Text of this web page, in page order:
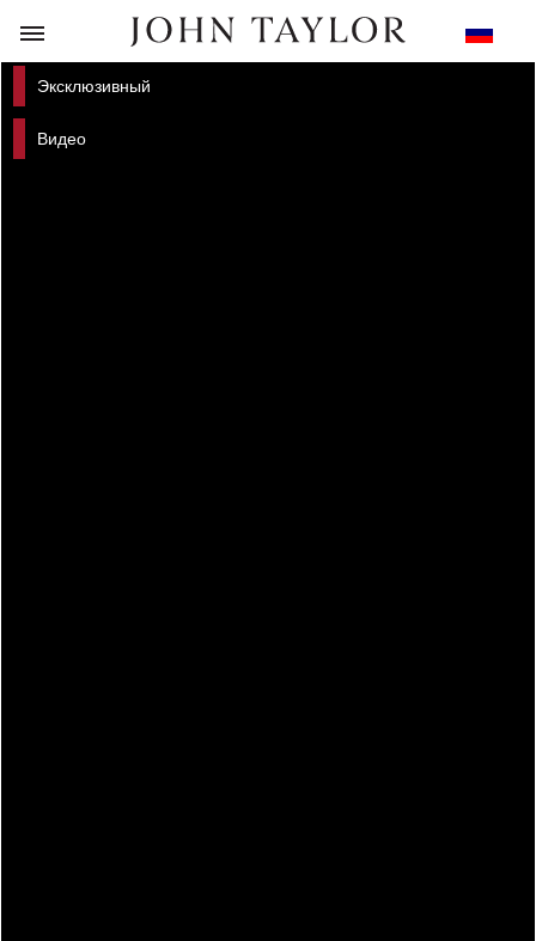
НАЗАД
Эксклюзивный
Видео